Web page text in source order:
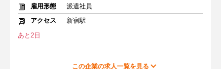
雇用形態
派遣社員
アクセス
新宿駅
あと2日
この企業の求人一覧を見る